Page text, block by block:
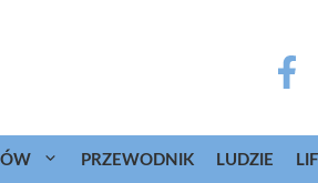
PRZEWODNIK LUDZIE